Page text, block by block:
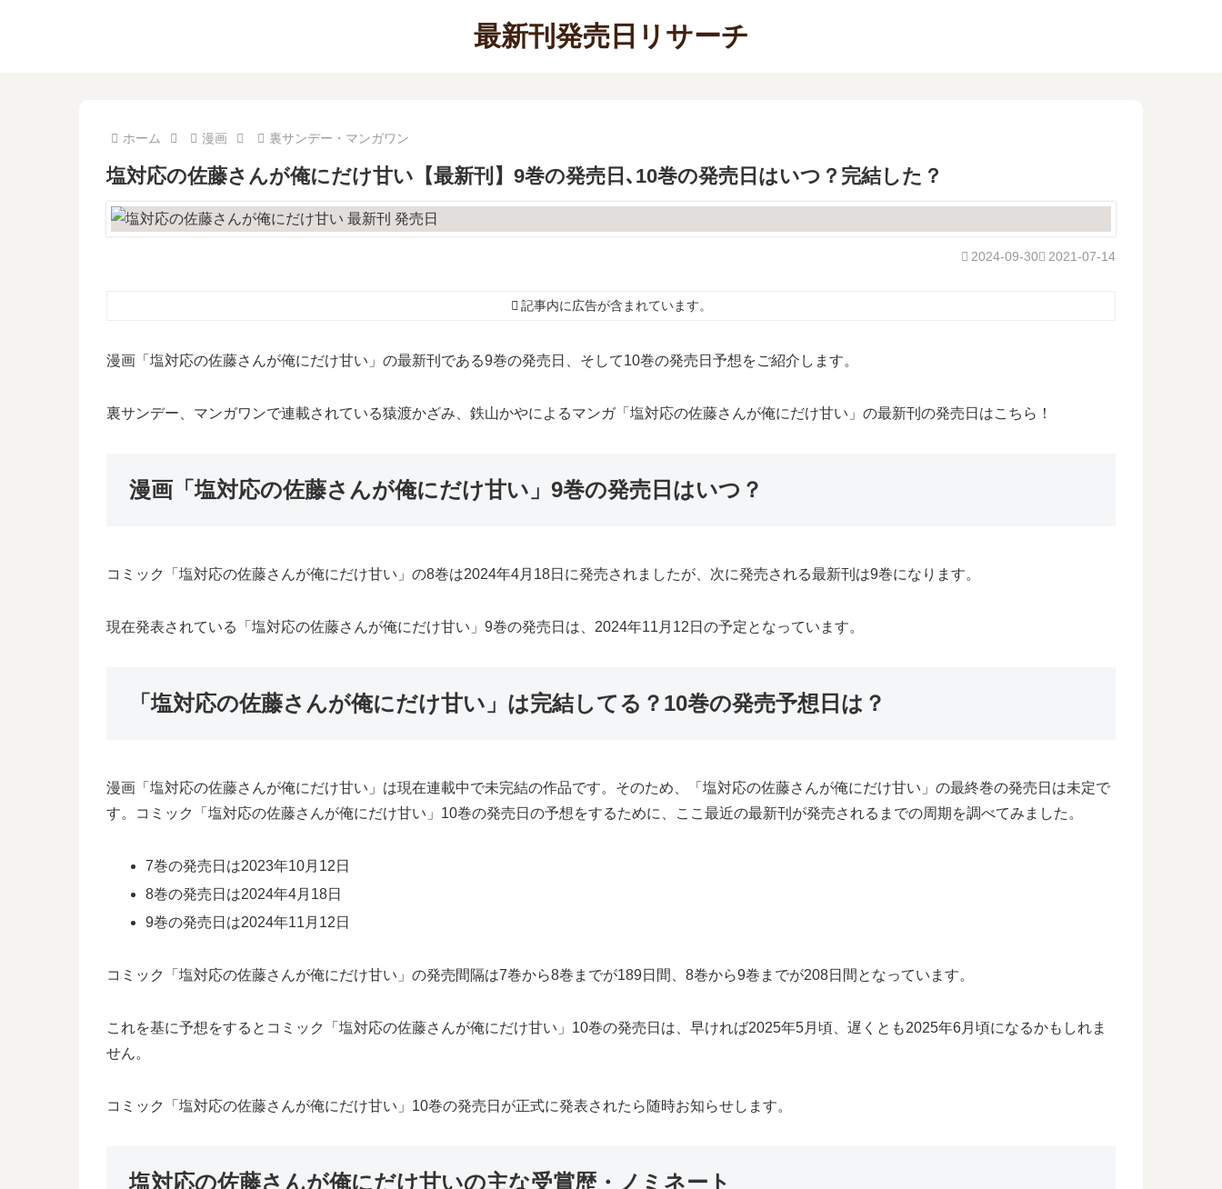
最新刊発売日リサーチ
ホーム 漫画 裏サンデー・マンガワン
塩対応の佐藤さんが俺にだけ甘い【最新刊】9巻の発売日､10巻の発売日はいつ？完結した？
2021-07-14
2024-09-30
記事内に広告が含まれています。
漫画「塩対応の佐藤さんが俺にだけ甘い」の最新刊である9巻の発売日、そして10巻の発売日予想をご紹介します。
裏サンデー、マンガワンで連載されている猿渡かざみ、鉄山かやによるマンガ「塩対応の佐藤さんが俺にだけ甘い」の最新刊の発売日はこちら！
漫画「塩対応の佐藤さんが俺にだけ甘い」9巻の発売日はいつ？
コミック「塩対応の佐藤さんが俺にだけ甘い」の8巻は2024年4月18日に発売されましたが、次に発売される最新刊は9巻になります。
現在発表されている「塩対応の佐藤さんが俺にだけ甘い」9巻の発売日は、2024年11月12日の予定となっています。
「塩対応の佐藤さんが俺にだけ甘い」は完結してる？10巻の発売予想日は？
漫画「塩対応の佐藤さんが俺にだけ甘い」は現在連載中で未完結の作品です。そのため、「塩対応の佐藤さんが俺にだけ甘い」の最終巻の発売日は未定で
す。コミック「塩対応の佐藤さんが俺にだけ甘い」10巻の発売日の予想をするために、ここ最近の最新刊が発売されるまでの周期を調べてみました。
7巻の発売日は2023年10月12日
8巻の発売日は2024年4月18日
9巻の発売日は2024年11月12日
コミック「塩対応の佐藤さんが俺にだけ甘い」の発売間隔は7巻から8巻までが189日間、8巻から9巻までが208日間となっています。
これを基に予想をするとコミック「塩対応の佐藤さんが俺にだけ甘い」10巻の発売日は、早ければ2025年5月頃、遅くとも2025年6月頃になるかもしれま
せん。
コミック「塩対応の佐藤さんが俺にだけ甘い」10巻の発売日が正式に発表されたら随時お知らせします。
塩対応の佐藤さんが俺にだけ甘いの主な受賞歴・ノミネート